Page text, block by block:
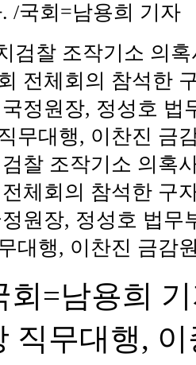
/국회=남용희 기자
찰 조작기소 의혹
체회의 참석한 구
원장, 정성호 법무
대행, 이찬진 금감
회=남용희
직무대행,